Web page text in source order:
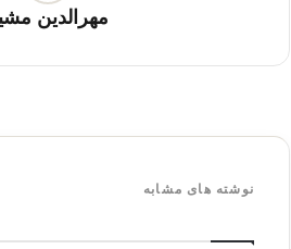
مهرالدین
نوشته های مشابه